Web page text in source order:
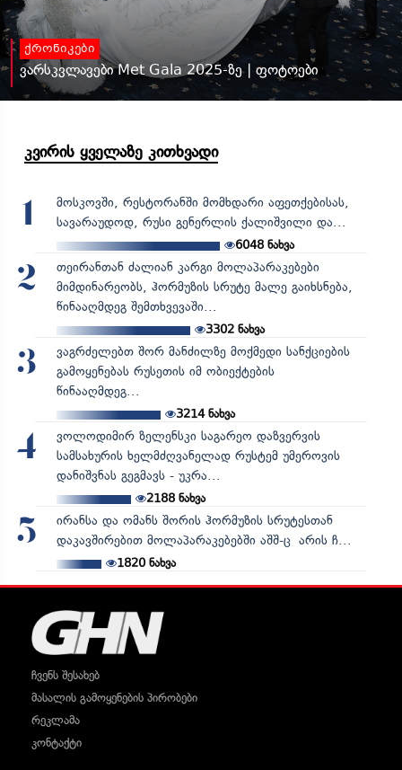
ქრონიკები
ვარსკვლავები Met Gala 2025-ზე | ფოტოები
კვირის ყველაზე კითხვადი
1
მოსკოვში, რესტორანში მომხდარი აფეთქებისას,
სავარაუდოდ, რუსი გენერლის ქალიშვილი და...
6048 ნახვა
2
თეირანთან ძალიან კარგი მოლაპარაკებები
მიმდინარეობს, ჰორმუზის სრუტე მალე გაიხსნება,
წინააღმდეგ შემთხვევაში...
3302ნახვა
3
ვაგრძელებთ შორ მანძილზე მოქმედი სანქციების
გამოყენებას რუსეთის იმ ობიექტების
წინააღმდეგ...
3214ნახვა
4
ვოლოდიმირ ზელენსკი საგარეო დაზვერვის
სამსახურის ხელმძღვანელად რუსტემ უმეროვის
დანიშვნას გეგმავს - უკრა...
2188ნახვა
5
ირანსა და ომანს შორის ჰორმუზის სრუტესთან
დაკავშირებით მოლაპარაკებებში აშშ-ც არის ჩ...
1820ნახვა
ჩვენს შესახებ
მასალის გამოყენების პირობები
რეკლამა
კონტაქტი